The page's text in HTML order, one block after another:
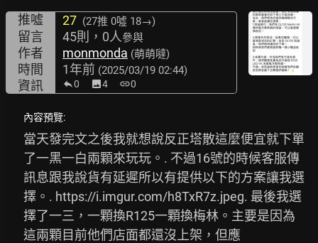
推噓
27 (27推 0噓 18→)
留言 45則，0人參與
作者 monmonda (萌萌噠)
時間 1年前 (2025/03/19 02:44)
資訊 0 image4 link0
內容預覽:
當天發完文之後我就想說反正塔散這麼便宜就下單
了一黑一白兩顆來玩玩。. 不過16號的時候客服傳
訊息跟我說貨有延遲所以有提供以下的方案讓我選
擇。. https://i.imgur.com/h8TxR7z.jpeg. 最後我選
擇了一三，一顆換R125一顆換梅林。主要是因為
這兩顆目前他們店面都還沒上架，但應